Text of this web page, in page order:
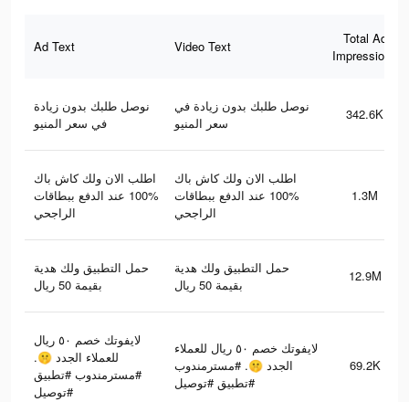
Ad Text Video Text
Total Ad
Impressions
نوصل طلبك بدون زيادة
في سعر المنيو
نوصل طلبك بدون زيادة في
سعر المنيو
342.6K
اطلب الان ولك كاش باك
%100 عند الدفع ببطاقات
الراجحي
اطلب الان ولك كاش باك
%100 عند الدفع ببطاقات
الراجحي
1.3M
حمل التطبيق ولك هدية
بقيمة 50 ريال
حمل التطبيق ولك هدية
بقيمة 50 ريال
12.9M
لايفوتك خصم ٥٠ ريال
للعملاء الجدد 🤫.
#مسترمندوب #تطبيق
#توصيل
لايفوتك خصم ٥٠ ريال للعملاء
الجدد 🤫. #مسترمندوب
#تطبيق #توصيل
69.2K